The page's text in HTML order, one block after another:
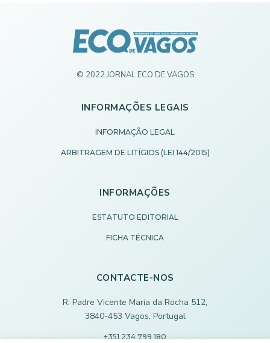
© 2022 JORNAL ECO DE VAGOS
INFORMAÇÕES LEGAIS
INFORMAÇÃO LEGAL
ARBITRAGEM DE LITÍGIOS (LEI 144/2015)
INFORMAÇÕES
ESTATUTO EDITORIAL
FICHA TÉCNICA
CONTACTE-NOS
R. Padre Vicente Maria da Rocha 512,
3840-453 Vagos, Portugal
+351 234 799 180